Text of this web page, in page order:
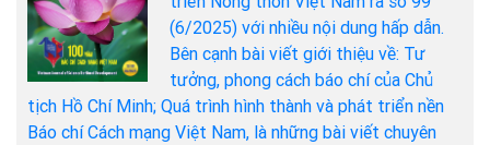
(6/2025) với nhiều nội dung hấp dẫn.
Bên cạnh bài viết giới thiệu về: Tư
tưởng, phong cách báo chí của Chủ
tịch Hồ Chí Minh; Quá trình hình thành và phát triển nền
Báo chí Cách mạng Việt Nam, là những bài viết chuyên